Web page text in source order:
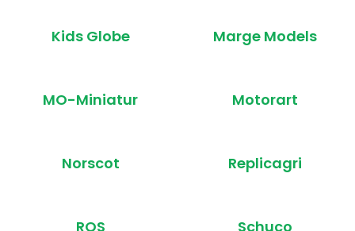
Kids Globe Marge Models
MO-Miniatur Motorart
Norscot Replicagri
ROS Schuco